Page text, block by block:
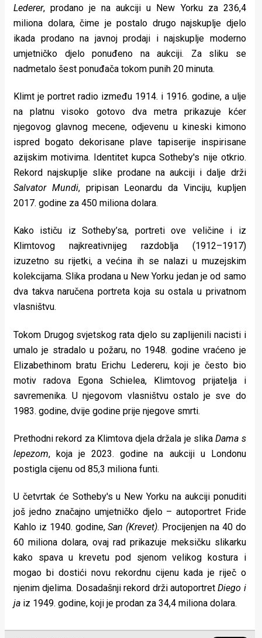
Život
pokretu
koje
rade
Urban
Places
Aktivizam
Aktuelnosti
Promo
About
Urban
Lederer, prodano je na aukciji u New Yorku za 236,4
miliona dolara, čime je postalo drugo najskuplje djelo
ikada prodano na javnoj prodaji i najskuplje moderno
umjetničko djelo ponuđeno na aukciji. Za sliku se
nadmetalo šest ponuđača tokom punih 20 minuta.
Klimt je portret radio između 1914. i 1916. godine, a ulje
na platnu visoko gotovo dva metra prikazuje kćer
njegovog glavnog mecene, odjevenu u kineski kimono
ispred bogato dekorisane plave tapiserije inspirisane
azijskim motivima. Identitet kupca Sotheby's nije otkrio.
Rekord najskuplje slike prodane na aukciji i dalje drži
Salvator Mundi, pripisan Leonardu da Vinciju, kupljen
2017. godine za 450 miliona dolara.
Kako ističu iz Sotheby’sa, portreti ove veličine i iz
Klimtovog najkreativnijeg razdoblja (1912–1917)
izuzetno su rijetki, a većina ih se nalazi u muzejskim
kolekcijama. Slika prodana u New Yorku jedan je od samo
dva takva naručena portreta koja su ostala u privatnom
vlasništvu.
Tokom Drugog svjetskog rata djelo su zaplijenili nacisti i
umalo je stradalo u požaru, no 1948. godine vraćeno je
Elizabethinom bratu Erichu Ledereru, koji je često bio
motiv radova Egona Schielea, Klimtovog prijatelja i
savremenika. U njegovom vlasništvu ostalo je sve do
1983. godine, dvije godine prije njegove smrti.
Prethodni rekord za Klimtova djela držala je slikaDama s
lepezom, koja je 2023. godine na aukciji u Londonu
postigla cijenu od 85,3 miliona funti.
U četvrtak će Sotheby's u New Yorku na aukciji ponuditi
još jedno značajno umjetničko djelo – autoportret Fride
Kahlo iz 1940. godine,San (Krevet). Procijenjen na 40 do
60 miliona dolara, ovaj rad prikazuje meksičku slikarku
kako spava u krevetu pod sjenom velikog kostura i
mogao bi dostići novu rekordnu cijenu kada je riječ o
njenim djelima. Dosadašnji rekord drži autoportretDiego i
ja iz 1949. godine, koji je prodan za 34,4 miliona dolara.